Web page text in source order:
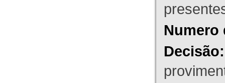
Numero
Decisão: